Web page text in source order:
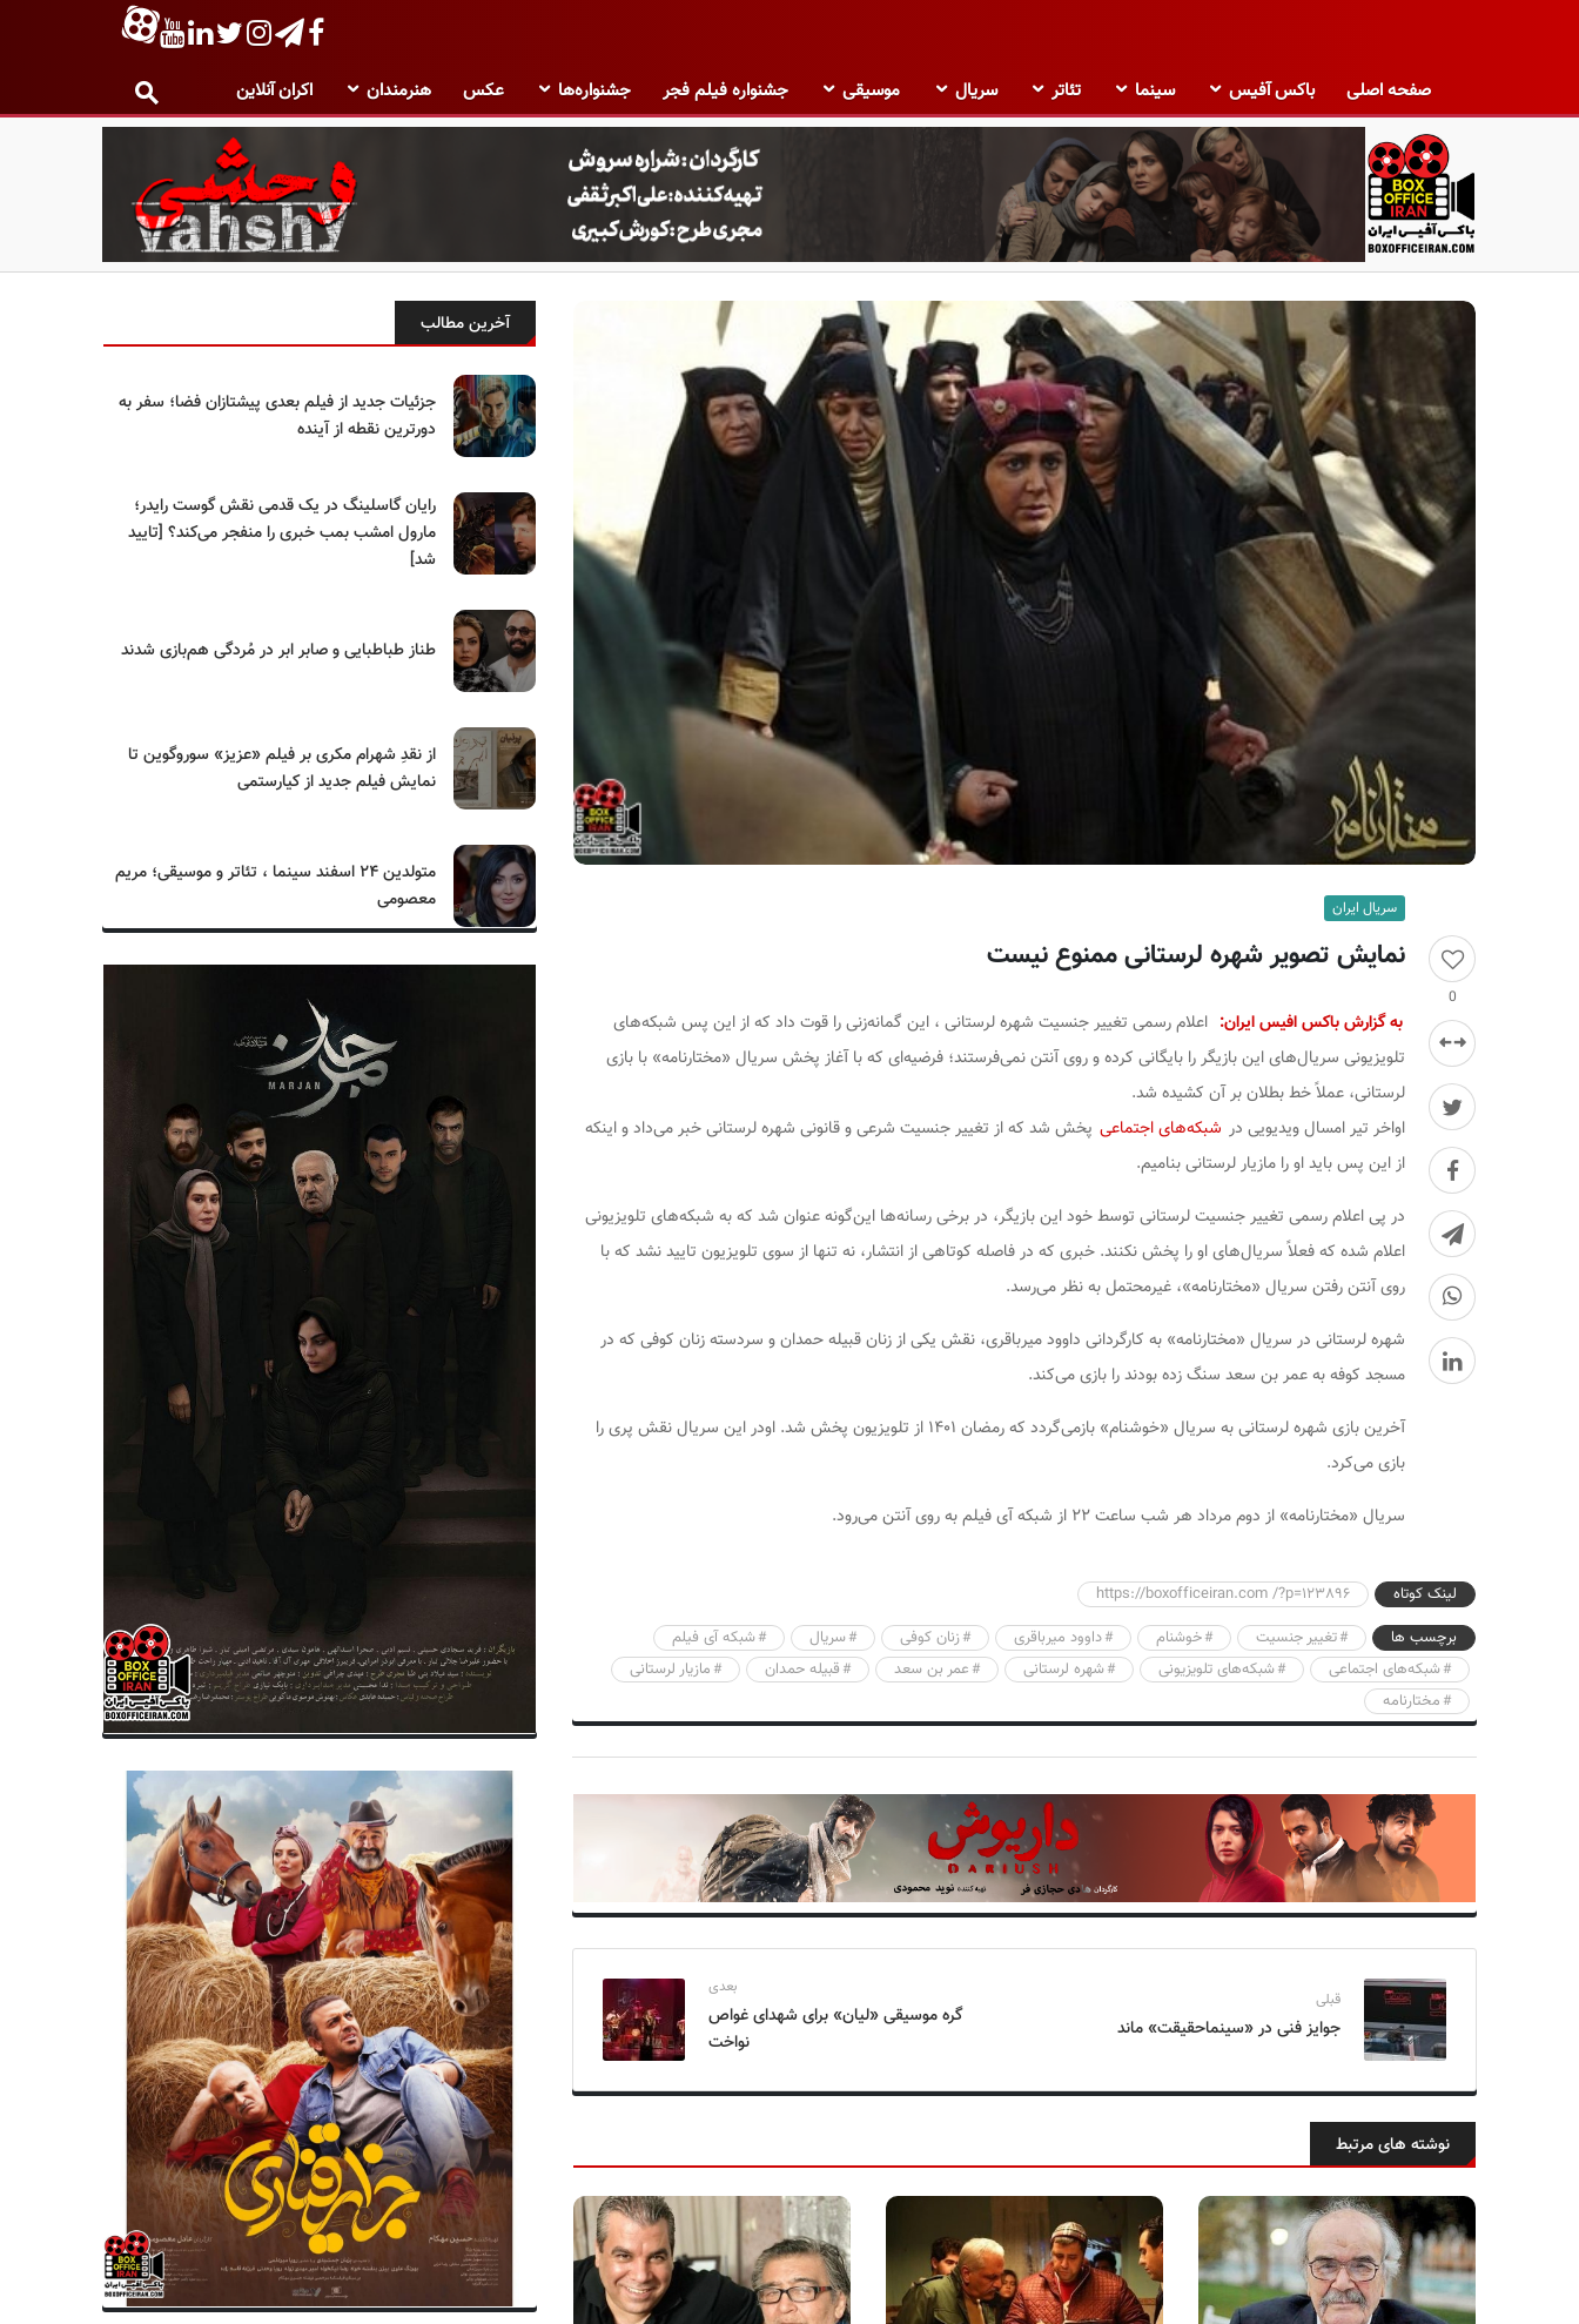
صفحه اصلی باکس آفیس سینما تئاتر سریال موسیقی جشنواره فیلم فجر جشنواره‌ها عکس هنرمندان اکران آنلاین
ب
ک
0
سریال ایران
‌نمایش تصویر شهره لرستانی ممنوع نیست
به گزارش باکس افیس ایران: اعلام رسمی تغییر جنسیت شهره لرستانی ، این گمانه‌زنی را قوت داد که از این پس شبکه‌های
تلویزیونی سریال‌های این بازیگر را بایگانی کرده و روی آنتن نمی‌فرستند؛ فرضیه‌ای که با آغاز پخش سریال «مختارنامه» با بازی
لرستانی، عملاً خط بطلان بر آن کشیده شد.
اواخر تیر امسال ویدیویی در شبکه‌های اجتماعی پخش شد که از تغییر جنسیت شرعی و قانونی شهره لرستانی خبر می‌داد و اینکه
از این پس باید او را مازیار لرستانی بنامیم.
در پی اعلام رسمی تغییر جنسیت لرستانی توسط خود این بازیگر، در برخی رسانه‌ها این‌گونه عنوان شد که به شبکه‌های تلویزیونی
اعلام شده که فعلاً سریال‌های او را پخش نکنند. خبری که در فاصله کوتاهی از انتشار، نه تنها از سوی تلویزیون تایید نشد که با
روی آنتن رفتن سریال «مختارنامه»، غیرمحتمل به نظر می‌رسد.
شهره لرستانی در سریال «مختارنامه» به کارگردانی داوود میرباقری، نقش یکی از زنان قبیله حمدان و سردسته زنان کوفی که در
مسجد کوفه به عمر بن سعد سنگ زده بودند را بازی می‌کند.
آخرین بازی شهره لرستانی به سریال «خوشنام» بازمی‌گردد که رمضان ۱۴۰۱ از تلویزیون پخش شد. اودر این سریال نقش پری را
بازی می‌کرد.
سریال «مختارنامه» از دوم مرداد هر شب ساعت ۲۲ از شبکه آی فیلم به روی آنتن می‌رود.
لینک کوتاه
https://boxofficeiran.com /?p=123896
برچسب ها
تغییر جنسیت خوشنام داوود میرباقری زنان کوفی سریال
شبکه آی فیلم
شبکه‌های اجتماعی
شبکه‌های تلویزیونی شهره لرستانی عمر بن سعد قبیله حمدان
مازیار لرستانی
مختارنامه
قبلی
جوایز فنی در «سینماحقیقت» ماند
بعدی
گره موسیقی «لیان» برای شهدای غواص
نواخت
نوشته های مرتبط
آخرین مطالب
جزئیات جدید از فیلم بعدی پیشتازان فضا؛ سفر به
دورترین نقطه از آینده
رایان گاسلینگ در یک قدمی نقش گوست رایدر؛
مارول امشب بمب خبری را منفجر می‌کند؟ [تایید
شد]
طناز طباطبایی و صابر ابر در مُردگی هم‌بازی شدند
از نقدِ شهرام مکری بر فیلم «عزیز» سوروگوین تا
نمایش فیلم جدید از کیارستمی
متولدین ۲۴ اسفند سینما ، تئاتر و موسیقی؛ مریم
معصومی